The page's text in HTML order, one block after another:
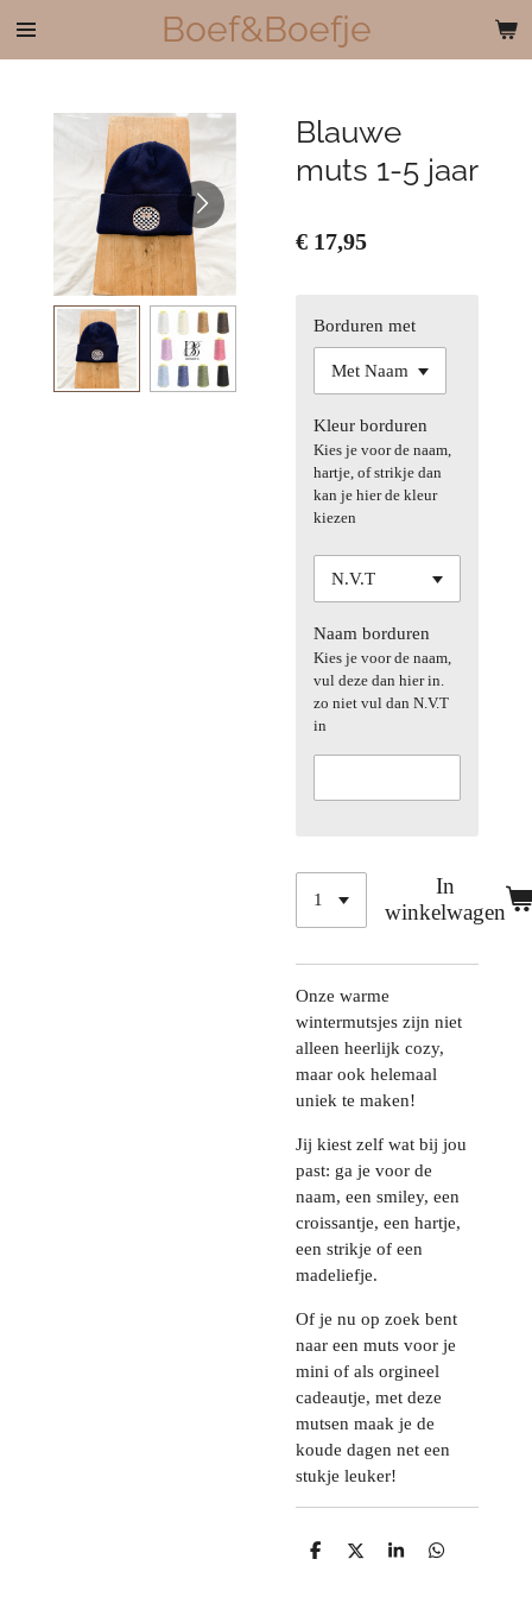
Ga
hoofdinhoud
Boef&Boefje
Blauwe
muts 1-5 jaar
€ 17,95
Borduren met
Kleur borduren
Kies je voor de naam,
hartje, of strikje dan
kan je hier de kleur
kiezen
Naam borduren
Kies je voor de naam,
vul deze dan hier in.
zo niet vul dan N.V.T
in
In
winkelwagen
Onze warme
wintermutsjes zijn niet
alleen heerlijk cozy,
maar ook helemaal
uniek te maken!
Jij kiest zelf wat bij jou
past: ga je voor de
naam, een smiley, een
croissantje, een hartje,
een strikje of een
madeliefje.
Of je nu op zoek bent
naar een muts voor je
mini of als orgineel
cadeautje, met deze
mutsen maak je de
koude dagen net een
stukje leuker!
D
D
S
D